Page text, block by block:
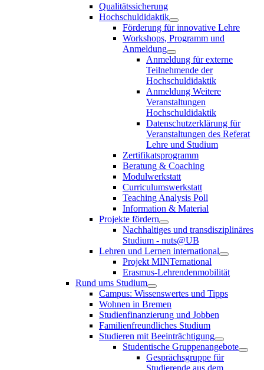
Qualitätssicherung
Hochschuldidaktik
Förderung für innovative Lehre
Workshops, Programm und
Anmeldung
Anmeldung für externe
Teilnehmende der
Hochschuldidaktik
Anmeldung Weitere
Veranstaltungen
Hochschuldidaktik
Datenschutzerklärung für
Veranstaltungen des Referat
Lehre und Studium
Zertifikatsprogramm
Beratung & Coaching
Modulwerkstatt
Curriculumswerkstatt
Teaching Analysis Poll
Information & Material
Projekte fördern
Nachhaltiges und transdisziplinäres
Studium - nuts@UB
Lehren und Lernen international
Projekt MINTernational
Erasmus-Lehrendenmobilität
Rund ums Studium
Campus: Wissenswertes und Tipps
Wohnen in Bremen
Studienfinanzierung und Jobben
Familienfreundliches Studium
Studieren mit Beeinträchtigung
Studentische Gruppenangebote
Gesprächsgruppe für
Studierende aus dem